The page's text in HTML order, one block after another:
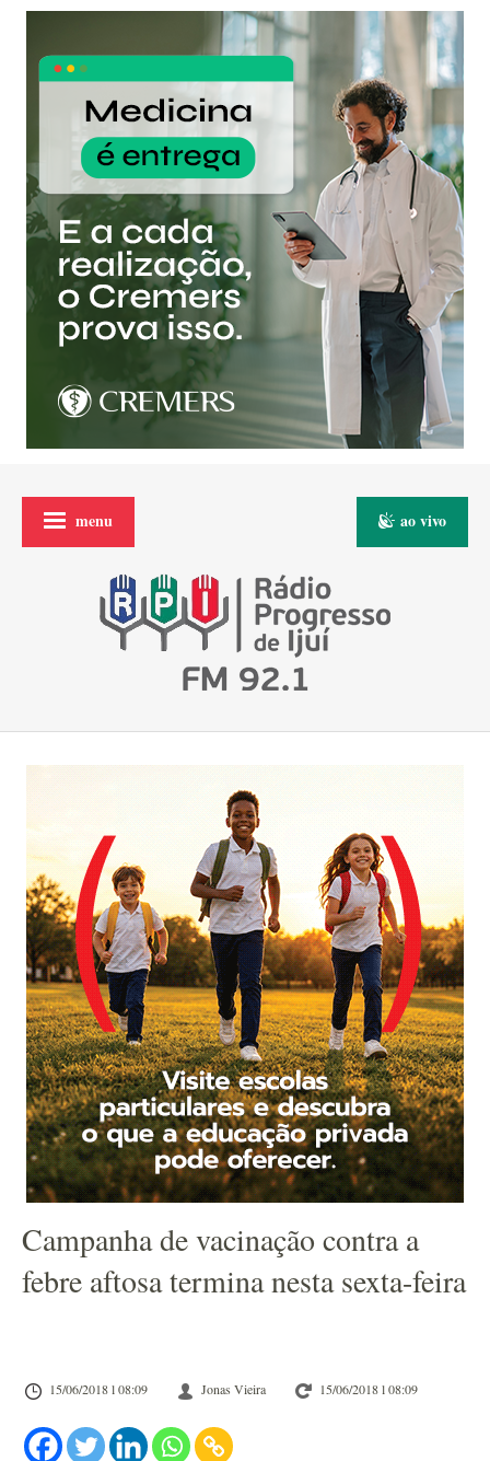
menu ao vivo
Campanha de vacinação contra a
febre aftosa termina nesta sexta-feira
15/06/2018 l 08:09 Jonas Vieira 15/06/2018 l 08:09